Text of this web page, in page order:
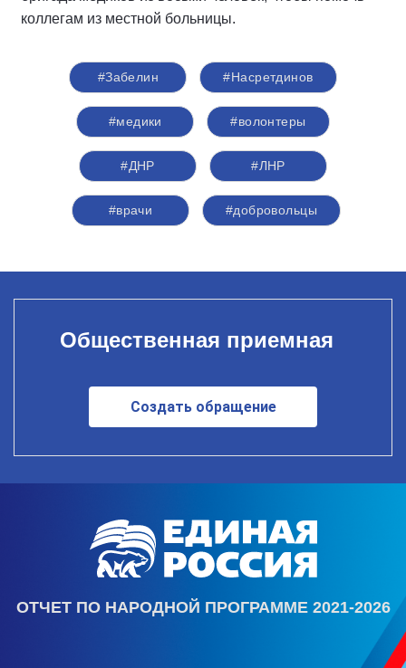
коллегам из местной больницы.
#Забелин #Насретдинов
#медики #волонтеры
#ДНР #ЛНР
#врачи #добровольцы
Общественная приемная
Создать обращение
ОТЧЕТ ПО НАРОДНОЙ ПРОГРАММЕ 2021-2026